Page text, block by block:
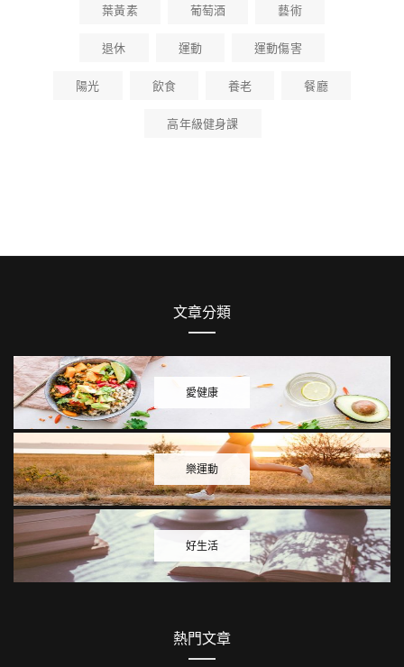
葉黃素
葡萄酒
藝術
退休
運動
運動傷害
陽光
飲食 養老
餐廳
高年級健身課
文章分類
愛健康
樂運動
好生活
熱門文章